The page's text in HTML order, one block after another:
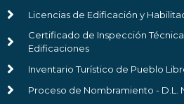
Licencias de Edificación y
Certificado de Inspección
Edificaciones
Inventario Turístico de Pueblo
Proceso de Nombramiento - D.L.